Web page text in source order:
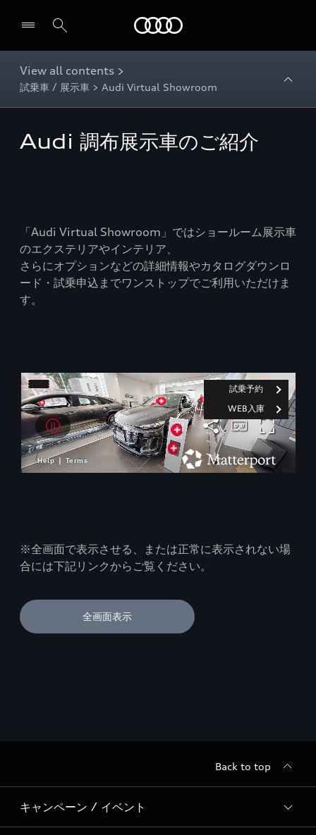
View all contents >
試乗車 / 展示車 > Audi Virtual Showroom
Audi 調布展示車のご紹介
「Audi Virtual Showroom」ではショールーム展示車
のエクステリアやインテリア、
さらにオプションなどの詳細情報やカタログダウンロ
ード・試乗申込までワンストップでご利用いただけま
す。
※全画面で表示させる、または正常に表示されない場
合には下記リンクからご覧ください。
全画面表示
Back to top
キャンペーン / イベント